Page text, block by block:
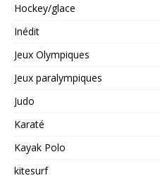
Hockey/glace
Inédit
Jeux Olympiques
Jeux paralympiques
Judo
Karaté
Kayak Polo
kitesurf